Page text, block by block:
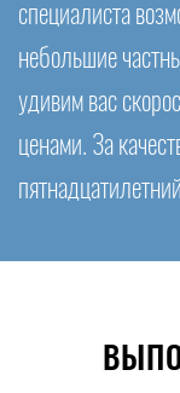
специалиста
небольшие
удивим вас
ценами. За